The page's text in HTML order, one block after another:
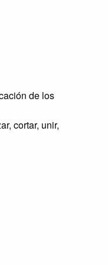
de los
cortar, unir,